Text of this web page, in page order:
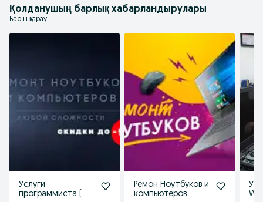
Қолданушың барлық хабарландырулары
Бәрін қарау
Услуги
программиста (
Ремон Ноутбуков и
компьютеров.